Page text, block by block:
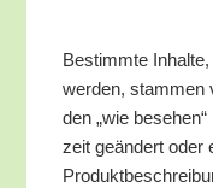
Bestimm­te
wer­den, stam­men
den „wie
zeit geän­dert oder